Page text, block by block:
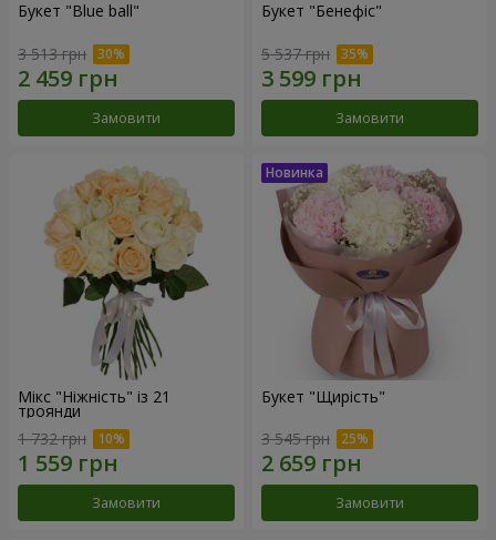
Букет "Blue ball"
3 513 грн
Замовити
Букет "Бенефіс"
5 537 грн
Замовити
Мікс "Ніжність" із 21
троянди
1 732 грн
Замовити
Букет "Щирість"
3 545 грн
Замовити